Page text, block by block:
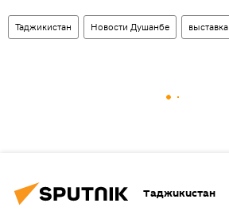
Таджикистан Новости Душанбе выставка
Таджикистан